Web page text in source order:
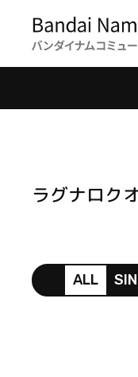
ラグナロク
ALL